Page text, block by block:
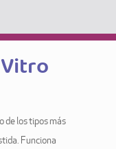
de los tipos más
Funciona